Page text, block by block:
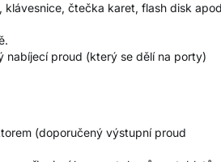
klávesnice, čtečka karet, flash disk
nabíjecí proud (který se dělí na porty)
(doporučený výstupní proud